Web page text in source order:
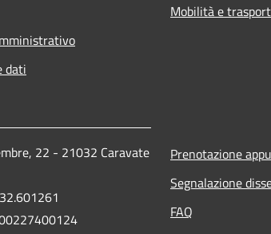
dati
Mobilità e
22 - 21032 Caravate
Prenotazione
Segnalazione
FAQ